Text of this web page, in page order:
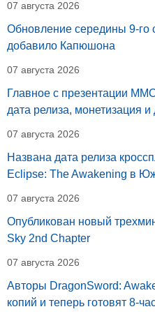
07 августа 2026
Обновление середины 9-го
добавило Капюшона
07 августа 2026
Главное с презентации
дата релиза, монетизация
07 августа 2026
Названа дата релиза
Eclipse: The Awakening в
07 августа 2026
Опубликован новый
Sky 2nd Chapter
07 августа 2026
Авторы DragonSword:
копий и теперь готовят 8-